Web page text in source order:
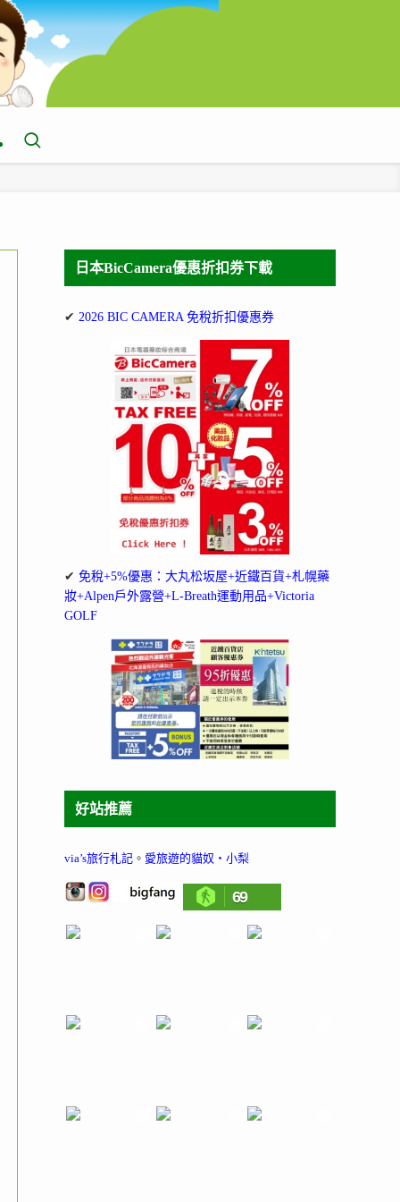
日本BicCamera優惠折扣券下載
✔ 2026 BIC CAMERA 免稅折扣優惠券
✔ 免稅+5%優惠：大丸松坂屋+近鐵百貨+札幌藥
妝+Alpen戶外露營+L-Breath運動用品+Victoria
GOLF
好站推薦
via’s旅行札記 。 愛旅遊的貓奴‧小梨
69